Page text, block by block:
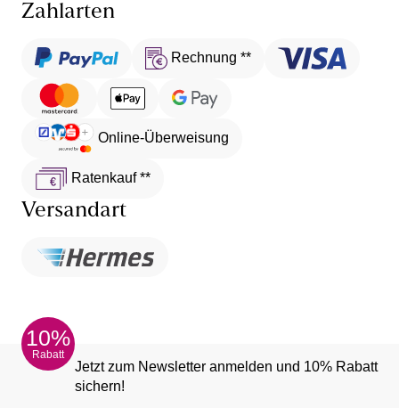
Zahlarten
Rechnung **
Online-Überweisung
Ratenkauf **
Versandart
10%
Rabatt
Jetzt zum Newsletter anmelden und 10% Rabatt
sichern!